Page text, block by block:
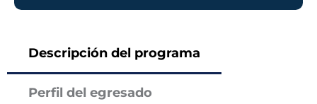
Descripción del programa
Perfil del egresado